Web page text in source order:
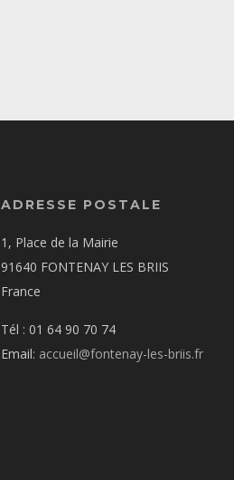
ADRESSE POSTALE
1, Place de la Mairie
91640 FONTENAY LES BRIIS
France
Tél : 01 64 90 70 74
Email: accueil@fontenay-les-briis.fr